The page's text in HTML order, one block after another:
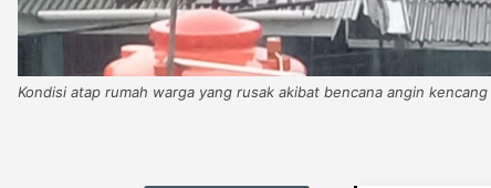
Kondisi atap rumah warga yang rusak akibat bencana angin